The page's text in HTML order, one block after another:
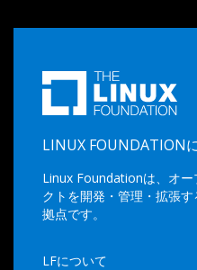
LINUX FOUNDATION
Linux Foundationは、オー
クトを開発・管理・拡張
拠点です。
LFについて